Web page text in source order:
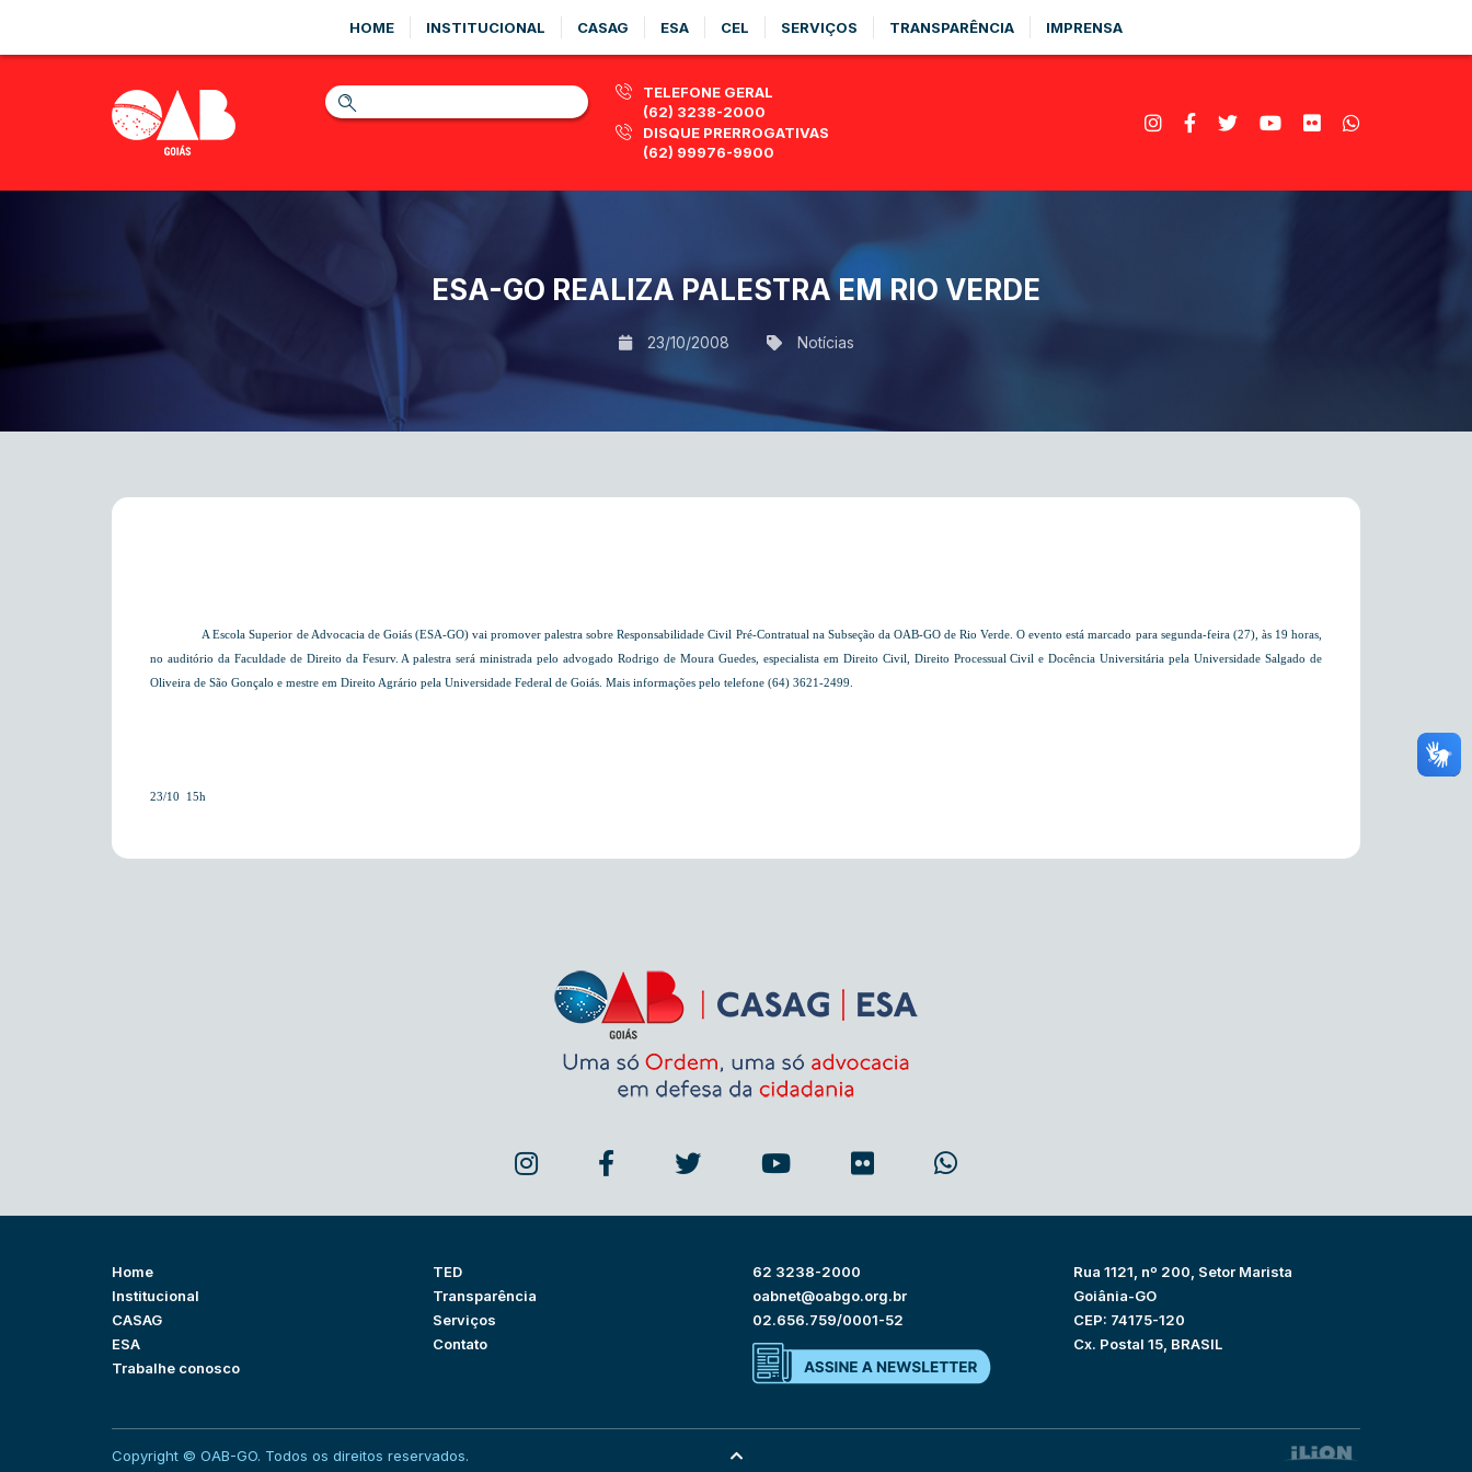
HOME INSTITUCIONAL CASAG ESA CEL SERVIÇOS TRANSPARÊNCIA IMPRENSA
TELEFONE GERAL
(62) 3238-2000
DISQUE PRERROGATIVAS
(62) 99976-9900
ESA-GO REALIZA PALESTRA EM RIO VERDE
23/10/2008 Notícias
A Escola Superior de Advocacia de Goiás (ESA-GO) vai promover palestra sobre Responsabilidade Civil Pré-Contratual na Subseção da OAB-GO de Rio Verde. O evento está marcado para segunda-feira (27), às 19 horas,
no auditório da Faculdade de Direito da Fesurv. A palestra será ministrada pelo advogado Rodrigo de Moura Guedes,
especialista em Direito Civil
, Direito Processual Civil e Docência Universitária pela Universidade Salgado de
Oliveira de São Gonçalo e mestre em Direito Agrário pela Universidade Federal de Goiás. Mais informações pelo telefone (64) 3621-2499.
23/10  15h
Home
Institucional
CASAG
ESA
Trabalhe conosco
TED
Transparência
Serviços
Contato
62 3238-2000
oabnet@oabgo.org.br
02.656.759/0001-52
Rua 1121, nº 200, Setor Marista
Goiânia-GO
CEP: 74175-120
Cx. Postal 15, BRASIL
Copyright © OAB-GO. Todos os direitos reservados.